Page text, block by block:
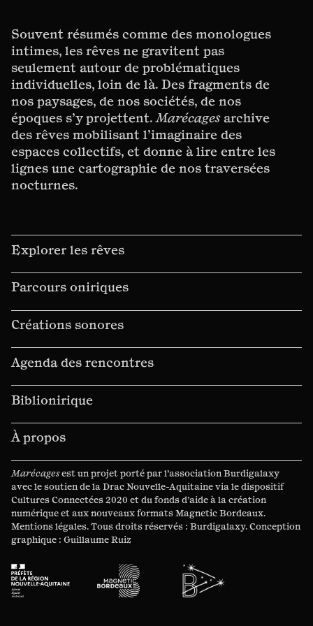
Souvent résumés comme des monologues
intimes, les rêves ne gravitent pas
seulement autour de problématiques
individuelles, loin de là. Des fragments de
nos paysages, de nos sociétés, de nos
époques s’y projettent.Marécagesarchive
des rêves mobilisant l’imaginaire des
espaces collectifs, et donne à lire entre les
lignes une cartographie de nos traversées
nocturnes.
Explorer les rêves
Parcours oniriques
Créations sonores
Agenda des rencontres
Biblionirique
À propos
Marécagesest un projet porté par l’associationBurdigalaxy
avec le soutien de laDrac Nouvelle-Aquitainevia le dispositif
Cultures Connectées2020 et dufonds d’aide à la création
numériqueet aux nouveauxformats Magnetic Bordeaux.
Mentions légales. Tous droits réservés : Burdigalaxy. Conception
graphique : Guillaume Ruiz